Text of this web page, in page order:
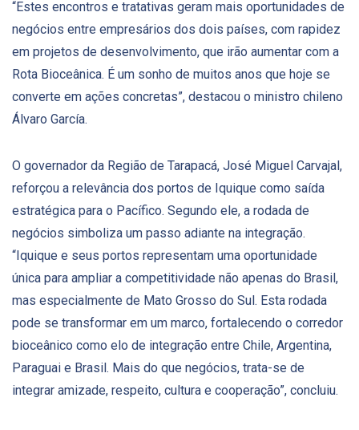
“Estes encontros e tratativas geram mais oportunidades de
negócios entre empresários dos dois países, com rapidez
em projetos de desenvolvimento, que irão aumentar com a
Rota Bioceânica. É um sonho de muitos anos que hoje se
converte em ações concretas”, destacou o ministro chileno
Álvaro García.
O governador da Região de Tarapacá, José Miguel Carvajal,
reforçou a relevância dos portos de Iquique como saída
estratégica para o Pacífico. Segundo ele, a rodada de
negócios simboliza um passo adiante na integração.
“Iquique e seus portos representam uma oportunidade
única para ampliar a competitividade não apenas do Brasil,
mas especialmente de Mato Grosso do Sul. Esta rodada
pode se transformar em um marco, fortalecendo o corredor
bioceânico como elo de integração entre Chile, Argentina,
Paraguai e Brasil. Mais do que negócios, trata-se de
integrar amizade, respeito, cultura e cooperação”, concluiu.